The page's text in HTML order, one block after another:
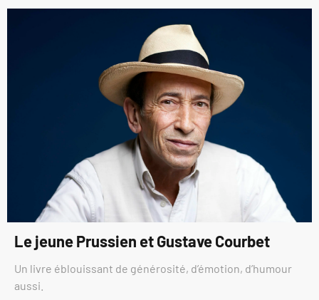
Le jeune Prussien et Gustave Courbet
Un livre éblouissant de générosité, d’émotion, d’humour
aussi.